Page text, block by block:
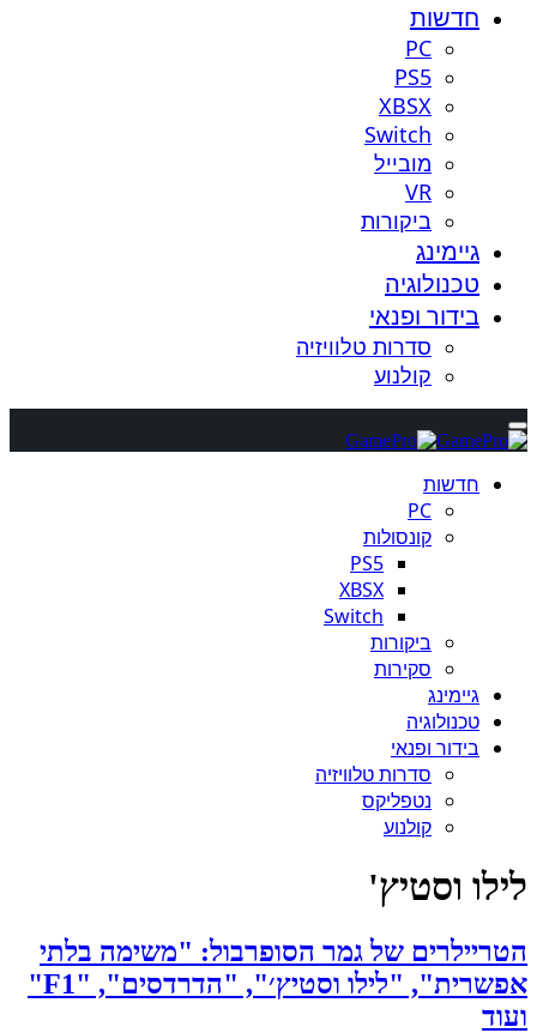
חדשות
PC
PS5
XBSX
Switch
מובייל
VR
ביקורות
גיימינג
טכנולוגיה
בידור ופנאי
סדרות טלוויזיה
קולנוע
חדשות
PC
קונסולות
PS5
XBSX
Switch
ביקורות
סקירות
גיימינג
טכנולוגיה
בידור ופנאי
סדרות טלוויזיה
נטפליקס
קולנוע
לילו וסטיץ'
הטריילרים של גמר הסופרבול: "משימה בלתי
אפשרית", "לילו וסטיץ׳", "הדרדסים", "F1"
ועוד